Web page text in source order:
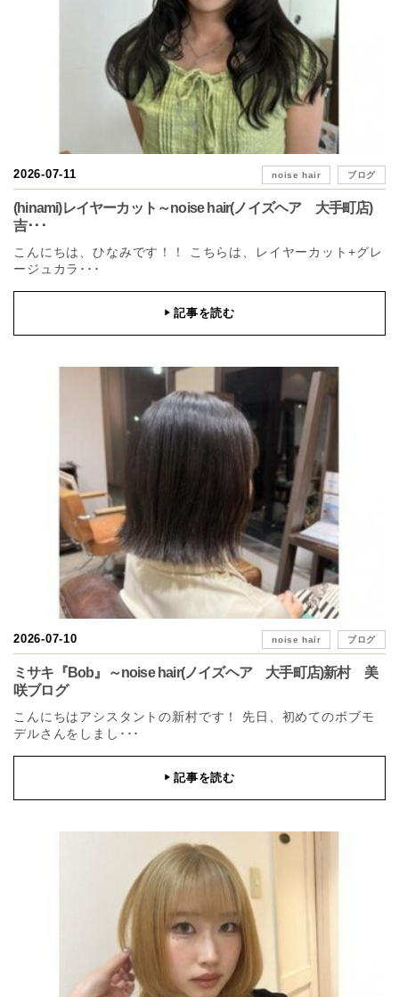
2026-07-11 noise hair ブログ
(hinami)レイヤーカット～noise hair(ノイズヘア 大手町店)
吉･･･
こんにちは、ひなみです！！ こちらは、レイヤーカット+グレ
ージュカラ･･･
▶記事を読む
2026-07-10 noise hair ブログ
ミサキ『Bob』～noise hair(ノイズヘア 大手町店)新村 美
咲ブログ
こんにちはアシスタントの新村です！ 先日、初めてのボブモ
デルさんをしまし･･･
▶記事を読む